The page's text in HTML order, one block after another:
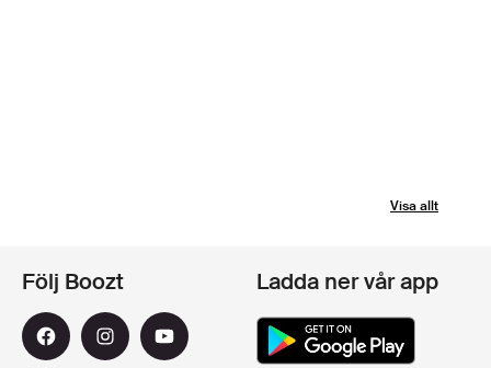
Visa allt
Följ Boozt Ladda ner vår app